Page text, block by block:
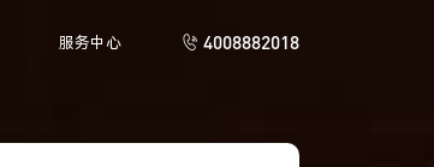
服务中心 4008882018